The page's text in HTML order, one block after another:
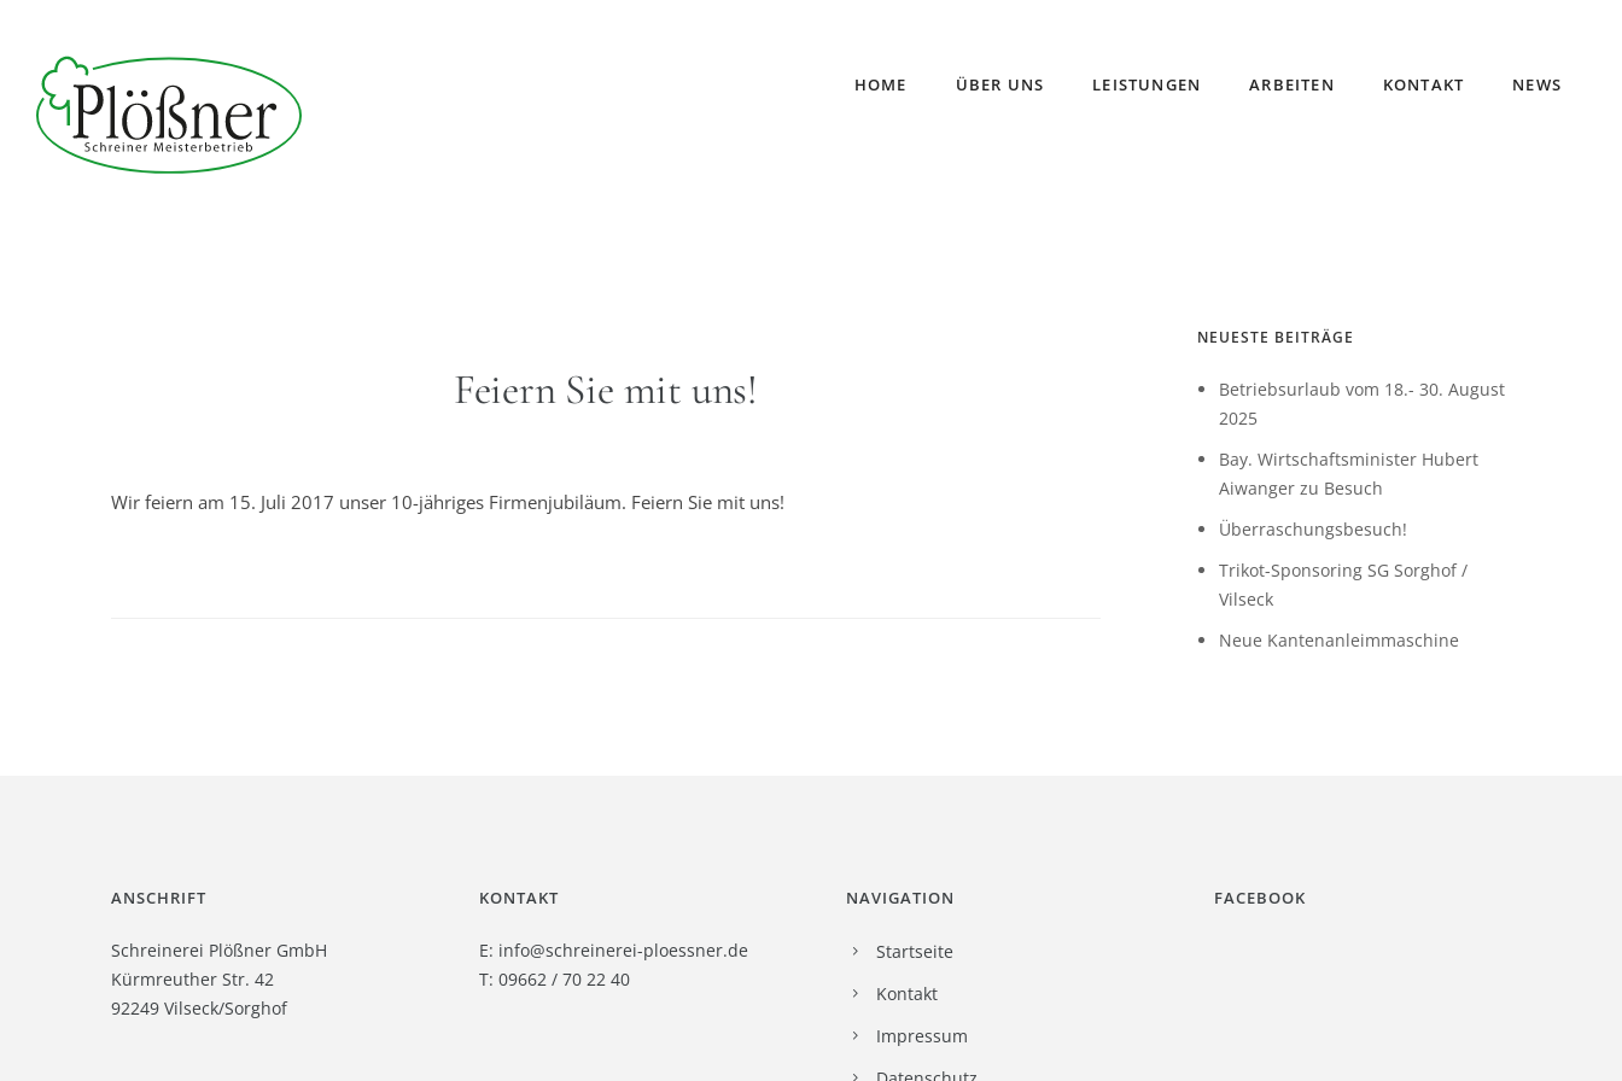
HOME ÜBER UNS LEISTUNGEN ARBEITEN KONTAKT NEWS
Feiern Sie mit uns!
Wir feiern am 15. Juli 2017 unser 10-jähriges Firmenjubiläum. Feiern Sie mit uns!
NEUESTE BEITRÄGE
Betriebsurlaub vom 18.- 30. August
2025
Bay. Wirtschaftsminister Hubert
Aiwanger zu Besuch
Überraschungsbesuch!
Trikot-Sponsoring SG Sorghof /
Vilseck
Neue Kantenanleimmaschine
ANSCHRIFT
Schreinerei Plößner GmbH
Kürmreuther Str. 42
92249 Vilseck/Sorghof
KONTAKT
E: info@schreinerei-ploessner.de
T: 09662 / 70 22 40
NAVIGATION
Startseite
Kontakt
Impressum
FACEBOOK